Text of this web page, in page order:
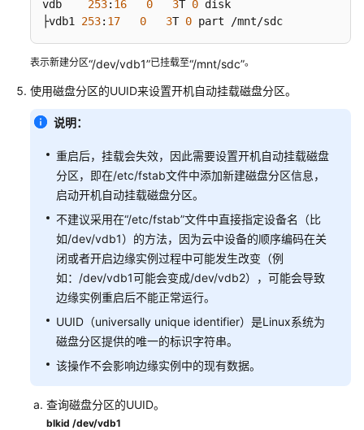
域
统
权
限
vdb 253: 16 0 3T 0 disk
├vdb1 253: 17 0 3T 0 part /mnt/sdc
表示新建分区“/dev/vdb1”已挂载至“/mnt/sdc”。
使用磁盘分区的UUID来设置开机自动挂载磁盘分区。
说明：
重启后，挂载会失效，因此需要设置开机自动挂载磁盘
分区，即在/etc/fstab文件中添加新建磁盘分区信息，
启动开机自动挂载磁盘分区。
不建议采用在“/etc/fstab”文件中直接指定设备名（比
如/dev/vdb1）的方法，因为云中设备的顺序编码在关
闭或者开启边缘实例过程中可能发生改变（例
如：/dev/vdb1可能会变成/dev/vdb2），可能会导致
边缘实例重启后不能正常运行。
UUID（universally unique identifier）是Linux系统为
磁盘分区提供的唯一的标识字符串。
该操作不会影响边缘实例中的现有数据。
查询磁盘分区的UUID。
blkid /dev/vdb1